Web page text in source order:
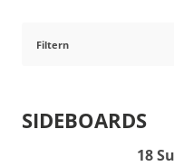
Filtern
SIDEBOARDS
18